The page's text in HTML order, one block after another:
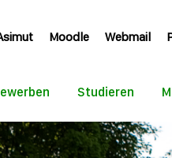
Moodle Webmail
Studieren